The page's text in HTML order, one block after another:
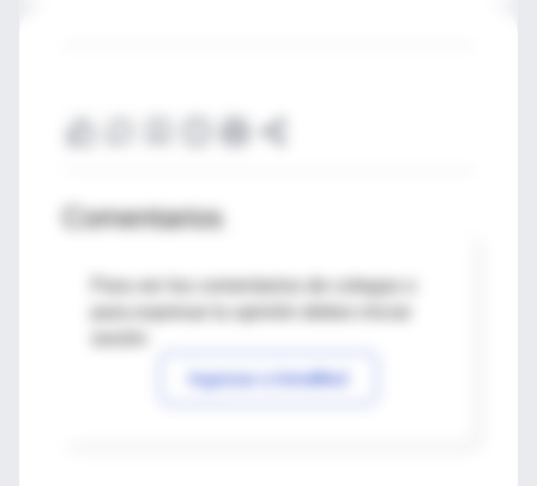
Comentarios
Para ver los comentarios de colegas o
Ingresar a IntraMed